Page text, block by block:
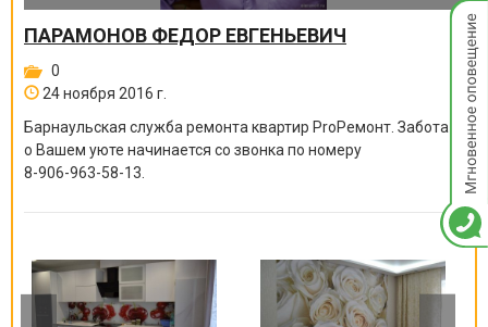
ПАРАМОНОВ ФЕДОР ЕВГЕНЬЕВИЧ
0
24 ноября 2016 г.
Барнаульская служба ремонта квартир ProРемонт. Забота
о Вашем уюте начинается со звонка по номеру
8-906-963-58-13